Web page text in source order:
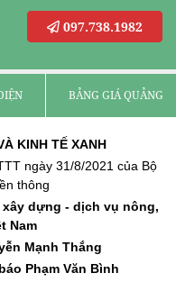
097.738.1982
BẢNG GIÁ QUẢNG
KINH TẾ XANH
ngày 31/8/2021 của Bộ
thông
dựng - dịch vụ nông,
Nam
Mạnh Thắng
Phạm Văn Bình